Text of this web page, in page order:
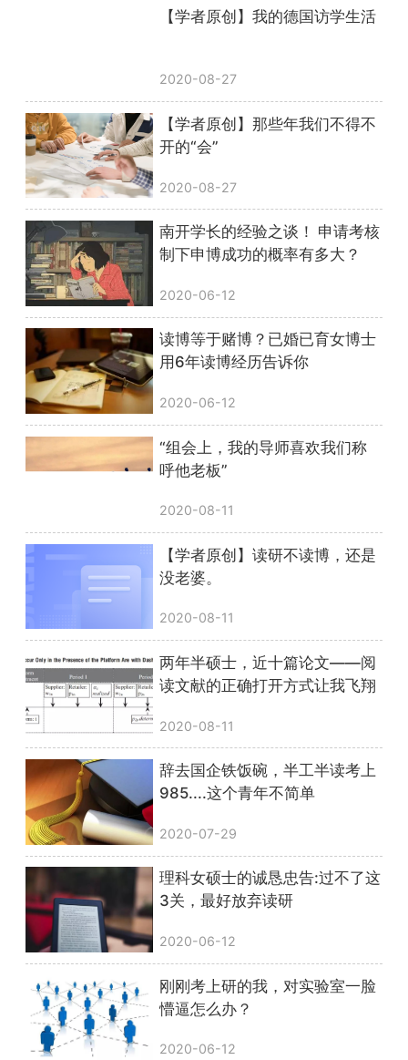
【学者原创】我的德国访学生活
2020-08-27
【学者原创】那些年我们不得不
开的“会”
2020-08-27
南开学长的经验之谈！ 申请考核
制下申博成功的概率有多大？
2020-06-12
读博等于赌博？已婚已育女博士
用6年读博经历告诉你
2020-06-12
“组会上，我的导师喜欢我们称
呼他老板”
2020-08-11
【学者原创】读研不读博，还是
没老婆。
2020-08-11
两年半硕士，近十篇论文——阅
读文献的正确打开方式让我飞翔
2020-08-11
辞去国企铁饭碗，半工半读考上
985....这个青年不简单
2020-07-29
理科女硕士的诚恳忠告:过不了这
3关，最好放弃读研
2020-06-12
刚刚考上研的我，对实验室一脸
懵逼怎么办？
2020-06-12